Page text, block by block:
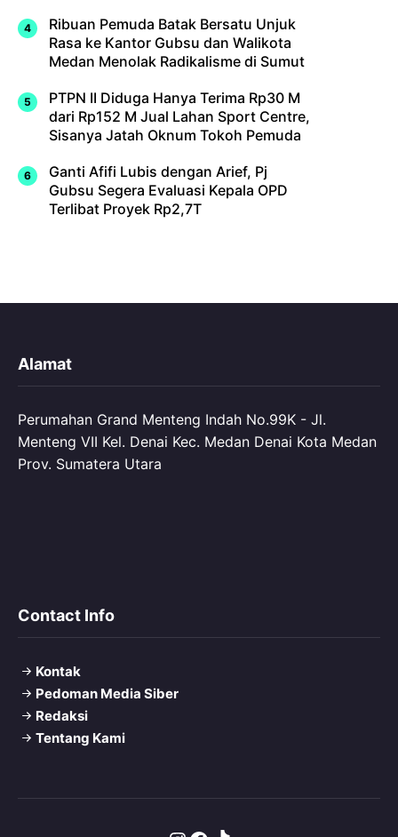
Ribuan Pemuda Batak Bersatu Unjuk
Rasa ke Kantor Gubsu dan Walikota
Medan Menolak Radikalisme di Sumut
PTPN II Diduga Hanya Terima Rp30 M
dari Rp152 M Jual Lahan Sport Centre,
Sisanya Jatah Oknum Tokoh Pemuda
Ganti Afifi Lubis dengan Arief, Pj
Gubsu Segera Evaluasi Kepala OPD
Terlibat Proyek Rp2,7T
Alamat
Perumahan Grand Menteng Indah No.99K - Jl.
Menteng VII Kel. Denai Kec. Medan Denai Kota Medan
Prov. Sumatera Utara
Contact Info
Kontak
Pedoman Media Siber
Redaksi
Tentang Kami